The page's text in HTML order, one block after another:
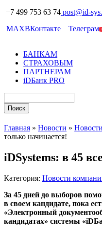
+7 499 753 63 74 post@id-
MAXВКонтакте Телеграм
БАНКАМ
СТРАХОВЫМ
ПАРТНЕРАМ
iDБанк PRO
Главная » Новости »
только начинается!
iDSystems: в 45
Категория: Новости
За 45 дней до выборов
в своем кандидате, пока
«Электронный
кандидатах» системы